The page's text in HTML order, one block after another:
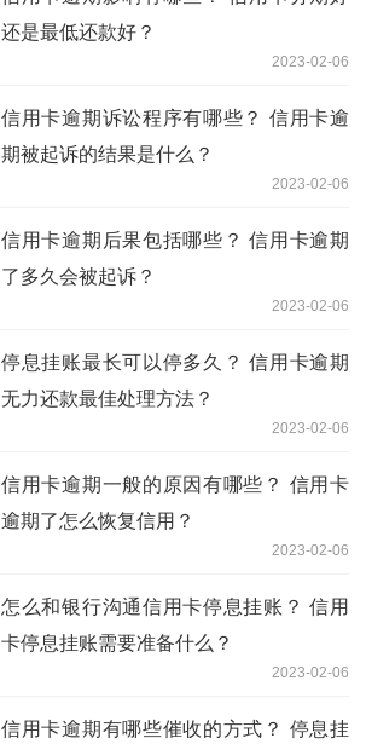
还是最低还款好？
2023-02-06
信用卡逾期诉讼程序有哪些？ 信用卡逾
期被起诉的结果是什么？
2023-02-06
信用卡逾期后果包括哪些？ 信用卡逾期
了多久会被起诉？
2023-02-06
停息挂账最长可以停多久？ 信用卡逾期
无力还款最佳处理方法？
2023-02-06
信用卡逾期一般的原因有哪些？ 信用卡
逾期了怎么恢复信用？
2023-02-06
怎么和银行沟通信用卡停息挂账？ 信用
卡停息挂账需要准备什么？
2023-02-06
信用卡逾期有哪些催收的方式？ 停息挂